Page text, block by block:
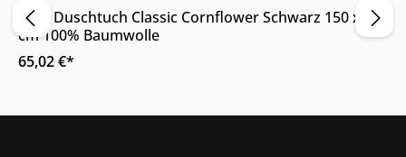
Joop Duschtuch Classic Cornflower Schwarz 150 x 80
cm 100% Baumwolle
65,02 €*